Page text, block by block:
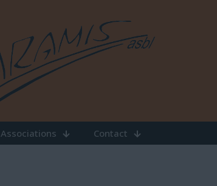
Associations Contact